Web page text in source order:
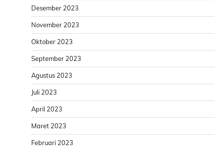
Desember 2023
November 2023
Oktober 2023
September 2023
Agustus 2023
Juli 2023
April 2023
Maret 2023
Februari 2023